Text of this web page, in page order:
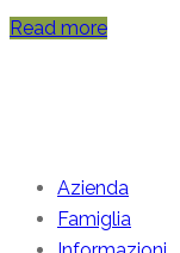
Read more
Azienda
Famiglia